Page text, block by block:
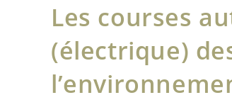
Les courses
(électrique)